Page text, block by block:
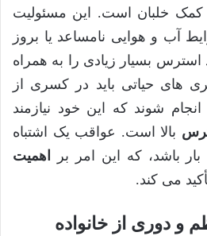
کمک خلبان است. این مسئولیت
آب و هوایی نامساعد یا بروز
بسیار زیادی را به همراه
های حیاتی باید در کسری از
شوند که این خود نیازمند
بالا است. عواقب یک اشتباه
باشد، که این امر بر
اهمیت
می کند.
و دوری از خانواده